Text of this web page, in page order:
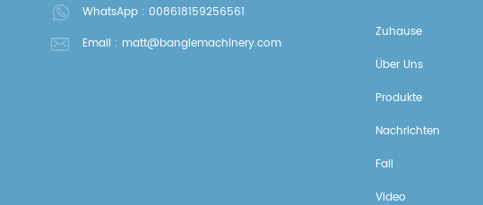
WhatsApp : 008618159256561
Email : matt@banglemachinery.com
Zuhause
Über Uns
Produkte
Nachrichten
Fall
Video